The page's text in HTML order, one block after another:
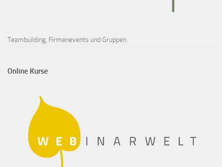
Teambuilding, Firmenevents und Gruppen.
Online Kurse